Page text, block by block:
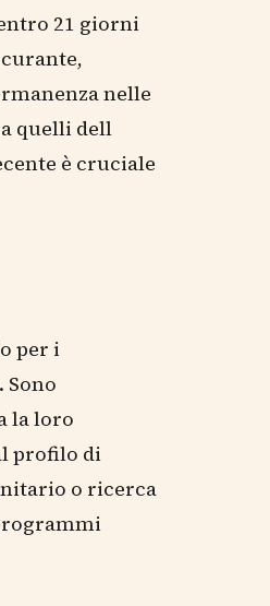
21 giorni
nelle
quelli dell
è cruciale
per i
Sono
la loro
profilo di
o ricerca